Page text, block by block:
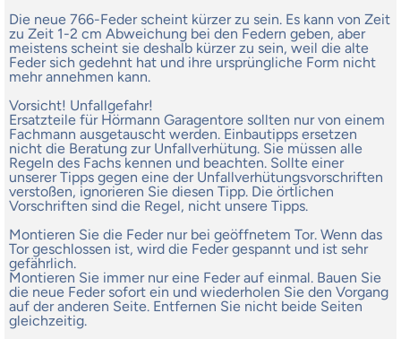
Die neue 766-Feder scheint kürzer zu sein. Es kann von Zeit
zu Zeit 1-2 cm Abweichung bei den Federn geben, aber
meistens scheint sie deshalb kürzer zu sein, weil die alte
Feder sich gedehnt hat und ihre ursprüngliche Form nicht
mehr annehmen kann.
Vorsicht! Unfallgefahr!
Ersatzteile für Hörmann Garagentore sollten nur von einem
Fachmann ausgetauscht werden. Einbautipps ersetzen
nicht die Beratung zur Unfallverhütung. Sie müssen alle
Regeln des Fachs kennen und beachten. Sollte einer
unserer Tipps gegen eine der Unfallverhütungsvorschriften
verstoßen, ignorieren Sie diesen Tipp. Die örtlichen
Vorschriften sind die Regel, nicht unsere Tipps.
Montieren Sie die Feder nur bei geöffnetem Tor. Wenn das
Tor geschlossen ist, wird die Feder gespannt und ist sehr
gefährlich.
Montieren Sie immer nur eine Feder auf einmal. Bauen Sie
die neue Feder sofort ein und wiederholen Sie den Vorgang
auf der anderen Seite. Entfernen Sie nicht beide Seiten
gleichzeitig.